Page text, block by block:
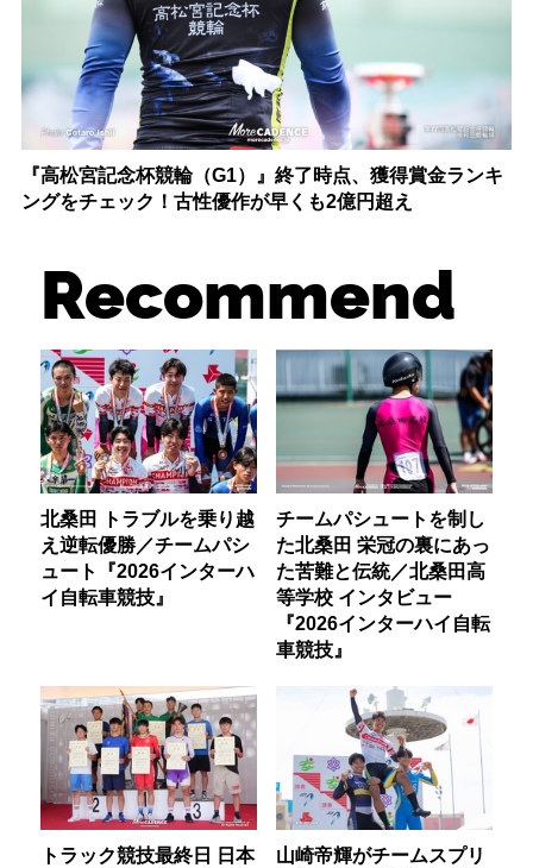
『高松宮記念杯競輪（G1）』終了時点、獲得賞金ランキ
ングをチェック！古性優作が早くも2億円超え
Recommend
北桑田 トラブルを乗り越
え逆転優勝／チームパシ
ュート『2026インターハ
イ自転車競技』
チームパシュートを制し
た北桑田 栄冠の裏にあっ
た苦難と伝統／北桑田高
等学校 インタビュー
『2026インターハイ自転
車競技』
トラック競技最終日 日本
山崎帝輝がチームスプリ